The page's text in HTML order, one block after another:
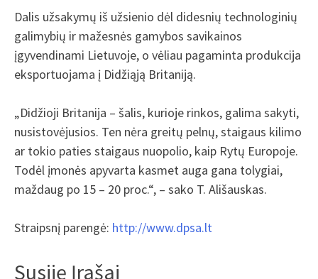
Dalis užsakymų iš užsienio dėl didesnių technologinių
galimybių ir mažesnės gamybos savikainos
įgyvendinami Lietuvoje, o vėliau pagaminta produkcija
eksportuojama į Didžiąją Britaniją.
„Didžioji Britanija – šalis, kurioje rinkos, galima sakyti,
nusistovėjusios. Ten nėra greitų pelnų, staigaus kilimo
ar tokio paties staigaus nuopolio, kaip Rytų Europoje.
Todėl įmonės apyvarta kasmet auga gana tolygiai,
maždaug po 15 – 20 proc.“, – sako T. Ališauskas.
Straipsnį parengė: http://www.dpsa.lt
Susiję Įrašai